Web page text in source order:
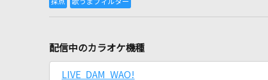
配信中のカラオケ機種
LIVE DAM WAO!